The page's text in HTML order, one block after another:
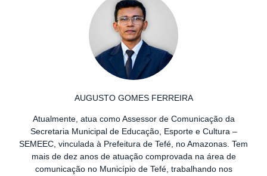
AUGUSTO GOMES FERREIRA
Atualmente, atua como Assessor de Comunicação da
Secretaria Municipal de Educação, Esporte e Cultura –
SEMEEC, vinculada à Prefeitura de Tefé, no Amazonas. Tem
mais de dez anos de atuação comprovada na área de
comunicação no Município de Tefé, trabalhando nos